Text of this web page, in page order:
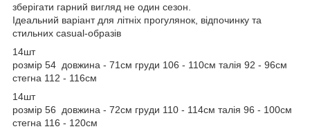
зберігати гарний вигляд не один сезон.
Ідеальний варіант для літніх прогулянок, відпочинку та
стильних casual-образів
14шт
розмір 54 довжина - 71см груди 106 - 110см талія 92 - 96см
стегна 112 - 116см
14шт
розмір 56 довжина - 72см груди 110 - 114см талія 96 - 100см
стегна 116 - 120см